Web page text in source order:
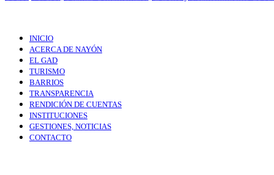
INICIO
ACERCA DE NAYÓN
EL GAD
TURISMO
BARRIOS
TRANSPARENCIA
RENDICIÓN DE CUENTAS
INSTITUCIONES
GESTIONES, NOTICIAS
CONTACTO